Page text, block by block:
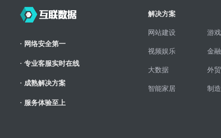
· 网络安全第一
· 专业客服实时在线
· 成熟解决方案
· 服务体验至上
解决方案
网站建设 游
视频娱乐 金
大数据 外
智能家居 制